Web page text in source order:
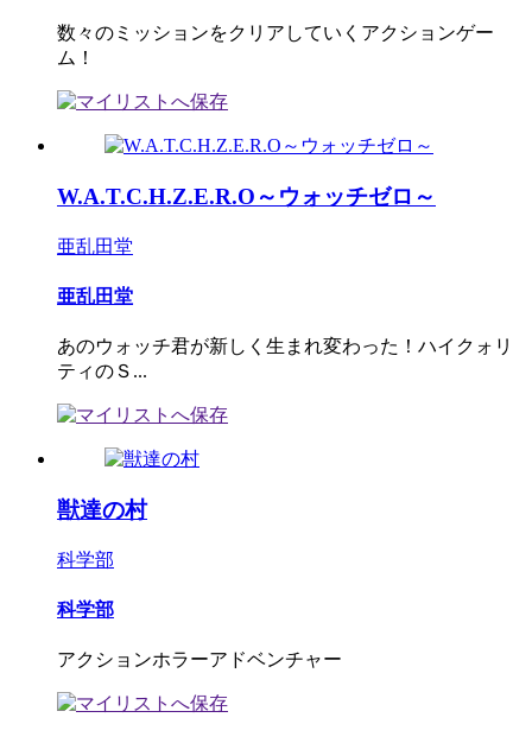
数々のミッションをクリアしていくアクションゲー
ム！
W.A.T.C.H.Z.E.R.O～ウォッチゼロ～
亜乱田堂
亜乱田堂
あのウォッチ君が新しく生まれ変わった！ハイクォリ
ティのＳ...
獣達の村
科学部
科学部
アクションホラーアドベンチャー